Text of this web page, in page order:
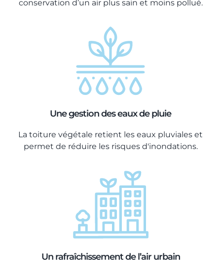
conservation d’un air plus sain et moins pollué.
Une gestion des eaux de pluie
La toiture végétale retient les eaux pluviales et
permet de réduire les risques d'inondations.
Un rafraîchissement de l’air urbain